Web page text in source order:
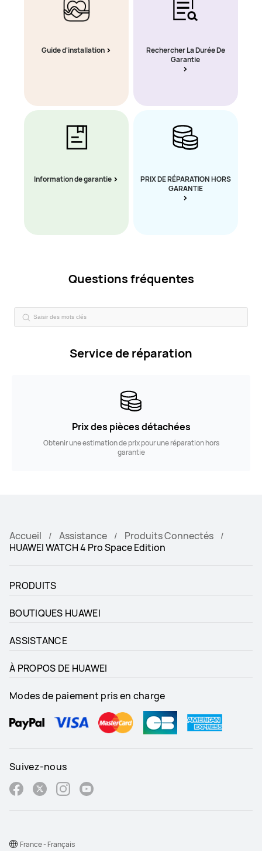
Guide d'installation
Rechercher La Durée De
Garantie
Information de garantie
PRIX DE RÉPARATION HORS
GARANTIE
Questions fréquentes
Service de réparation
Prix des pièces détachées
Obtenir une estimation de prix pour une réparation hors
garantie
Accueil Assistance
Produits Connectés
HUAWEI WATCH 4 Pro Space Edition
PRODUITS
BOUTIQUES HUAWEI
ASSISTANCE
À PROPOS DE HUAWEI
Modes de paiement pris en charge
Suivez-nous
France - Français